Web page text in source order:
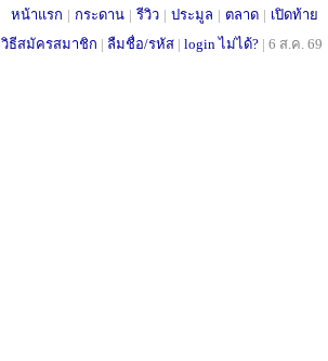
หน้าแรก | กระดาน | รีวิว | ประมูล | ตลาด | เปิดท้าย
วิธีสมัครสมาชิก | ลืมชื่อ/รหัส | login ไม่ได้? | 6 ส.ค. 69